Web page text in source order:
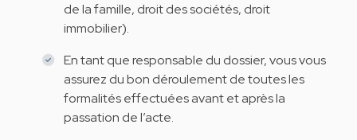
de la famille, droit des sociétés, droit
immobilier).
En tant que responsable du dossier, vous vous
assurez du bon déroulement de toutes les
formalités effectuées avant et après la
passation de l’acte.